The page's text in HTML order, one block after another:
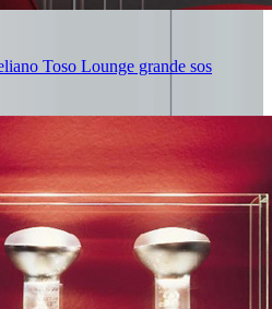
Toso Lounge grande sos